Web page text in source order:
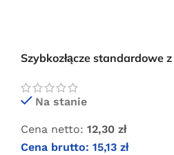
Szybkozłącze standardowe
Na stanie
Cena netto: 12,30 zł
Cena brutto: 15,13 zł